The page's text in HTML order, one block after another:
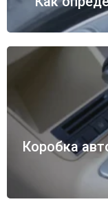
Коробка